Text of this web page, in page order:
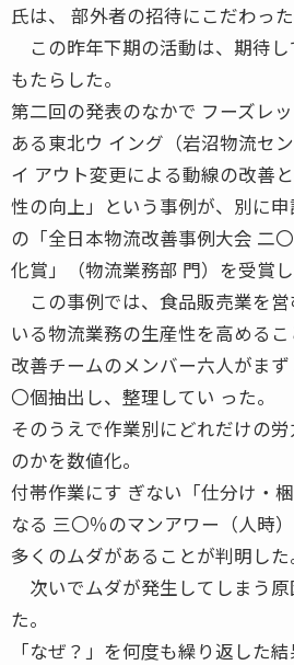
氏は、 部外者の招待にこだわった
この昨年下期の活動は、期待
もたらした。
第二回の発表のなかで フーズレ
ある東北ウ イング（岩沼物流セ
イ アウト変更による動線の改善
性の向上」という事例が、別に
の「全日本物流改善事例大会 二
化賞」（物流業務部 門）を受賞し
この事例では、食品販売業を
いる物流業務の生産性を高めるこ
改善チームのメンバー六人がま
〇個抽出し、整理してい った。
そのうえで作業別にどれだけの
のかを数値化。
付帯作業にす ぎない「仕分け・
なる 三〇％のマンアワー（人時
多くのムダがあることが判明した
次いでムダが発生してしまう原
た。
「なぜ？」を何度も繰り返した